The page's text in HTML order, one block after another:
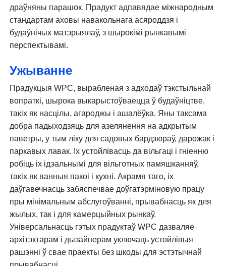
драўняны парашок. Прадукт адпавядае міжнародным
стандартам аховы навакольнага асяроддзя і
будаўнічых матэрыялаў, з шырокімі рынкавымі
перспектывамі.
Ужыванне
Прадукцыя WPC, вырабленая з адходаў тэкстыльнай
вопраткі, шырока выкарыстоўваецца ў будаўніцтве,
такіх як насцілы, агароджы і ашалёўка. Яны таксама
добра падыходзяць для азелянення на адкрытым
паветры, у тым ліку для садовых бардзюраў, дарожак і
паркавых лавак. Іх устойлівасць да вільгаці і гніенню
робіць іх ідэальнымі для вільготных памяшканняў,
такіх як ванныя пакоі і кухні. Акрамя таго, іх
даўгавечнасць забяспечвае доўгатэрміновую працу
пры мінімальным абслугоўванні, прывабнасць як для
жылых, так і для камерцыйных рынкаў.
Універсальнасць гэтых прадуктаў WPC дазваляе
архітэктарам і дызайнерам уключаць устойлівыя
рашэнні ў свае праекты без шкоды для эстэтычнай